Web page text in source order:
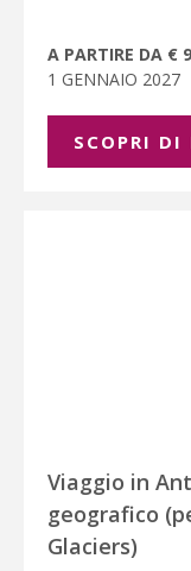
A PARTIRE DA €
1 GENNAIO 2027
SCOPRI DI
Viaggio in
geografico
Glaciers)